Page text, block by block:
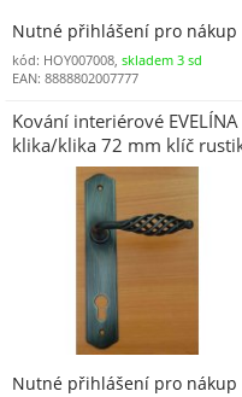
Nutné přihlášení pro nákup
kód: HOY007008, skladem 3 sd
EAN: 8888802007777
Kování interiérové EVELÍNA
klika/klika 72 mm klíč
Nutné přihlášení pro nákup